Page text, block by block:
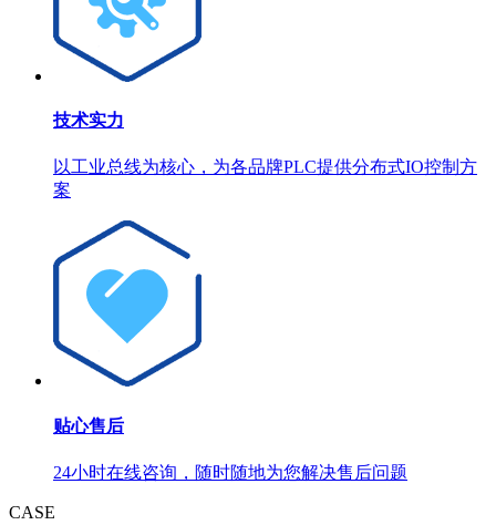
技术实力
以工业总线为核心，为各品牌PLC提供分布式IO控制方
案
贴心售后
24小时在线咨询，随时随地为您解决售后问题
CASE